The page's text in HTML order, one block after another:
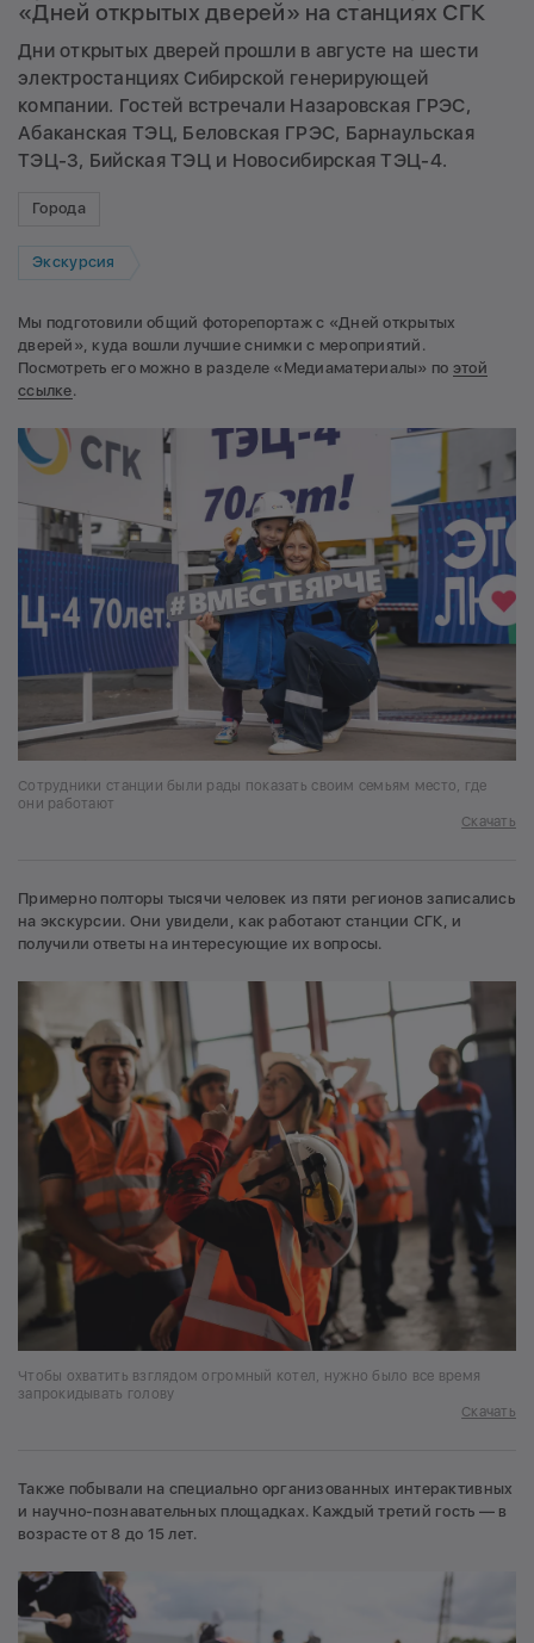
«Дней открытых дверей» на станциях СГК
Дни открытых дверей прошли в августе на шести
электростанциях Сибирской генерирующей
компании. Гостей встречали Назаровская ГРЭС,
Абаканская ТЭЦ, Беловская ГРЭС, Барнаульская
ТЭЦ-3, Бийская ТЭЦ и Новосибирская ТЭЦ-4.
Города
Экскурсия
Мы подготовили общий фоторепортаж с «Дней открытых
дверей», куда вошли лучшие снимки с мероприятий.
Посмотреть его можно в разделе «Медиаматериалы» по этой
ссылке.
Сотрудники станции были рады показать своим семьям место, где
они работают
Скачать
Примерно полторы тысячи человек из пяти регионов записались
на экскурсии. Они увидели, как работают станции СГК, и
получили ответы на интересующие их вопросы.
Чтобы охватить взглядом огромный котел, нужно было все время
запрокидывать голову
Скачать
Также побывали на специально организованных интерактивных
и научно-познавательных площадках. Каждый третий гость — в
возрасте от 8 до 15 лет.